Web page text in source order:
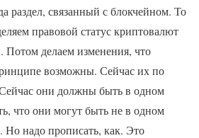
раздел, связанный с блокчейном. То
правовой статус криптовалют
Потом делаем изменения, что
возможны. Сейчас их по
Сейчас они должны быть в одном
что они могут быть не в одном
Но надо прописать, как. Это